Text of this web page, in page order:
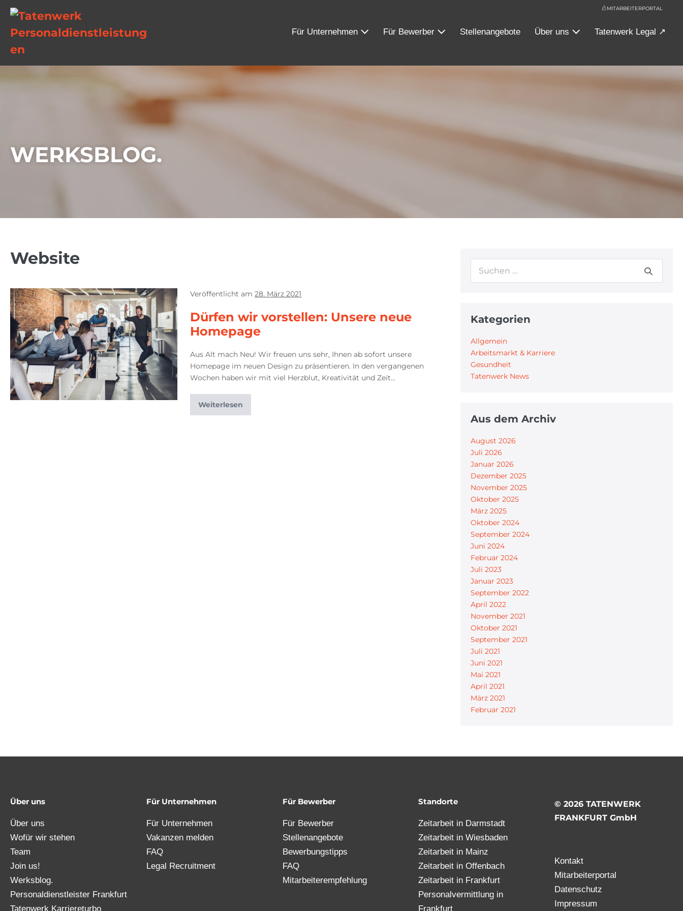
MITARBEITERPORTAL
Für Unternehmen Für Bewerber Stellenangebote Über uns Tatenwerk Legal ↗
WERKSBLOG.
Website
Veröffentlicht am 28. März 2021
Dürfen wir vorstellen: Unsere neue
Homepage
Aus Alt mach Neu! Wir freuen uns sehr, Ihnen ab sofort unsere
Homepage im neuen Design zu präsentieren. In den vergangenen
Wochen haben wir mit viel Herzblut, Kreativität und Zeit…
Weiterlesen
Kategorien
Allgemein
Arbeitsmarkt & Karriere
Gesundheit
Tatenwerk News
Aus dem Archiv
August 2026
Juli 2026
Januar 2026
Dezember 2025
November 2025
Oktober 2025
März 2025
Oktober 2024
September 2024
Juni 2024
Februar 2024
Juli 2023
Januar 2023
September 2022
April 2022
November 2021
Oktober 2021
September 2021
Juli 2021
Juni 2021
Mai 2021
April 2021
März 2021
Februar 2021
Über uns
Über uns
Wofür wir stehen
Team
Join us!
Werksblog.
Personaldienstleister Frankfurt
Tatenwerk Karriereturbo
Für Unternehmen
Für Unternehmen
Vakanzen melden
FAQ
Legal Recruitment
Für Bewerber
Für Bewerber
Stellenangebote
Bewerbungstipps
FAQ
Mitarbeiterempfehlung
Standorte
Zeitarbeit in Darmstadt
Zeitarbeit in Wiesbaden
Zeitarbeit in Mainz
Zeitarbeit in Offenbach
Zeitarbeit in Frankfurt
Personalvermittlung in
Frankfurt
© 2026 TATENWERK
FRANKFURT GmbH
Kontakt
Mitarbeiterportal
Datenschutz
Impressum